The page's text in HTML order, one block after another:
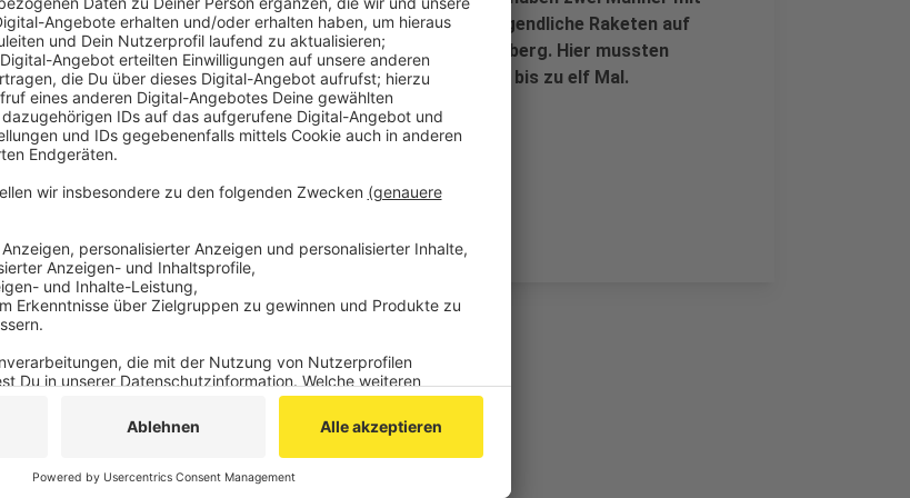
Schreckschusswaffen in die Luft und in Eschweiler sollen Jugendliche Raketen auf
Feiernde geschossen haben. Unruhig war es hingegen in Stolberg. Hier mussten
Rettungskräfte insgesamt 26 Mal ausrücken - die Feuerwehr bis zu elf Mal.
Veröffentlicht:Donnerstag, 02.01.2020 06:35